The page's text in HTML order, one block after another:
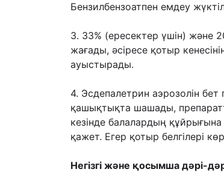
Бензилбензоатпен емдеу
3. 33% (ересектер үшін) жəне
жағады, əсіресе қотыр
ауыстырады.
4. Эсдепалетрин аэрозолін бет
қашықтықта шашады,
кезінде балалардың
қажет. Егер қотыр белгілері
Негізгі жəне қосымша дəрі-